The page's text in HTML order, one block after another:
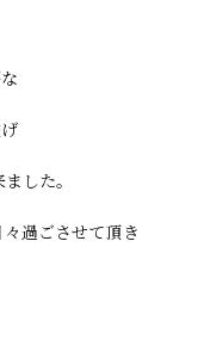
した。
過ごさせて頂き